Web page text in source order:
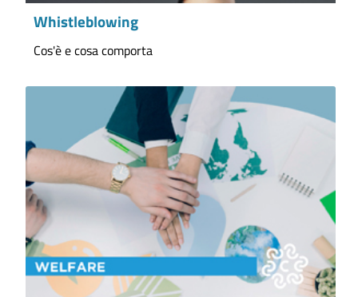
Whistleblowing
Cos'è e cosa comporta